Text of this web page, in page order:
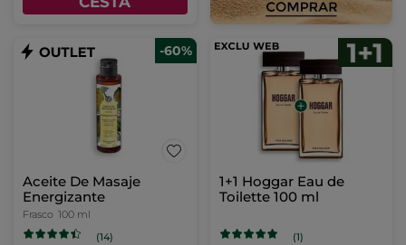
-60%
Aceite De Masaje
Energizante
Frasco 100 ml
(14)
1+1 Hoggar Eau de
Toilette 100 ml
(1)